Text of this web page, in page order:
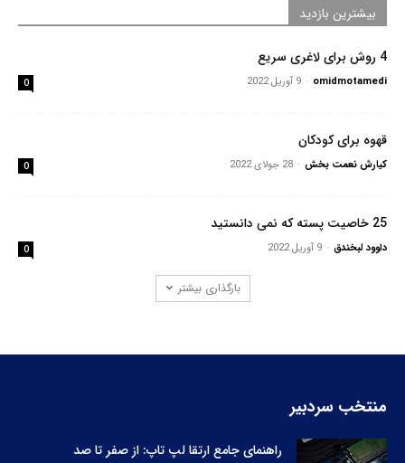
بیشترین بازدید
4 روش برای لاغری سریع
omidmotamedi
- 9 آوریل 2022 0
قهوه برای کودکان
کیارش نعمت بخش - 28 جولای 2022 0
25 خاصیت پسته که نمی دانستید
داوود لبخندق - 9 آوریل 2022 0
بارگذاری بیشتر
منتخب سردبیر
راهنمای جامع ارتقا لپ‌ تاپ: از صفر تا صد